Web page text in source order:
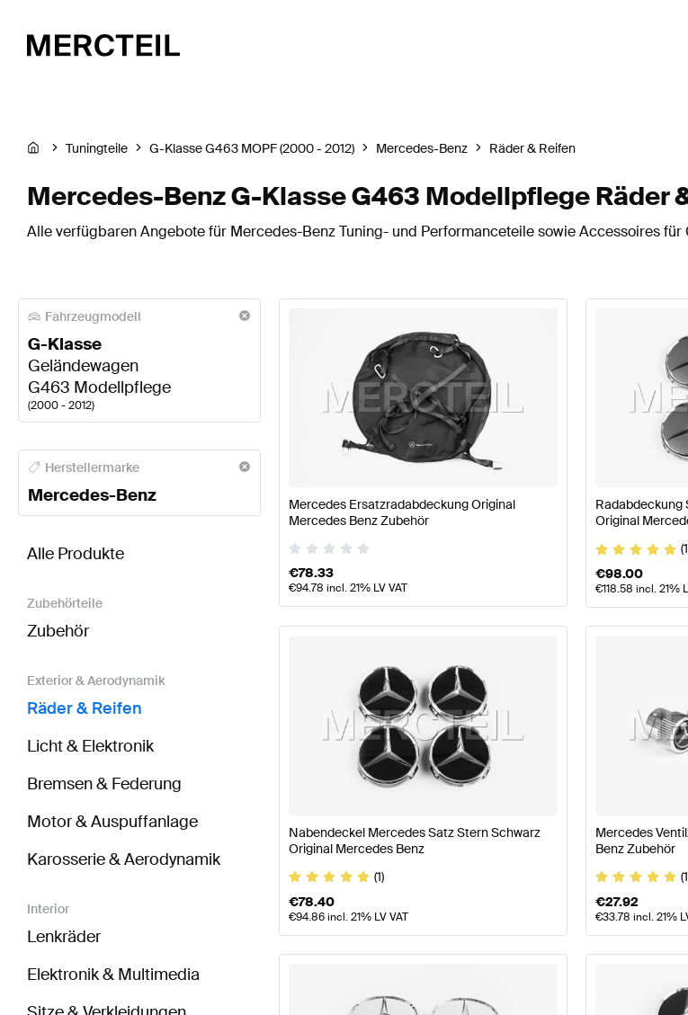
Tuningteile G-Klasse G463 MOPF (2000 - 2012) Mercedes-Benz Räder & Reifen
Mercedes-Benz G-Klasse G463 Modellpflege Räder
Alle verfügbaren Angebote für Mercedes-Benz Tuning- und Performanceteile sowie Accessoires
Fahrzeugmodell
G-Klasse
Geländewagen
G463 Modellpflege
(2000 - 2012)
Mercedes-Benz A-Klasse Räder & Reifen Mercedes-Benz A-Klasse W177 Modellpflege
Herstellermarke
Mercedes-Benz
AMG G-Klasse G463 Modellpflege
Alle Produkte
Zubehörteile
Zubehör
Exterior & Aerodynamik
Räder & Reifen
Licht & Elektronik
Bremsen & Federung
Motor & Auspuffanlage
Karosserie & Aerodynamik
Interior
Lenkräder
Elektronik & Multimedia
Mercedes Ersatzradabdeckung Original
Mercedes Benz Zubehör
€78.33
€94.78 incl. 21% LV VAT
Radabdeckung
Original
€98.00
€118.58 incl. 21%
Nabendeckel Mercedes Satz Stern Schwarz
Original Mercedes Benz
(1)
€78.40
€94.86incl. 21% LV VAT
Mercedes
Benz Zubehör
€27.92
€33.78 incl. 21%